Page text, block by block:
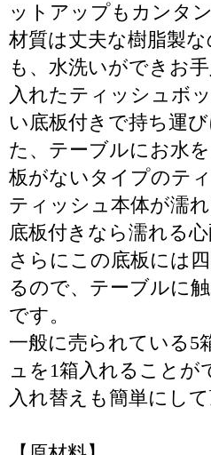
ットアップもカンタン
材質は丈夫な樹脂製
も、水洗いができお
入れたティッシュボ
い底板付きで持ち運
た、テーブルにお水
板がないタイプのテ
ティッシュ本体が濡
底板付きなら濡れる
さらにこの底板には
るので、テーブルに
です。
一般に売られている5
ュを1箱入れることが
入れ替えも簡単にして